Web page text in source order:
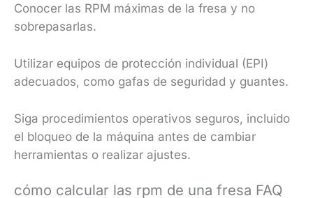
Conocer las RPM máximas de la fresa y no
sobrepasarlas.
Utilizar equipos de protección individual (EPI)
adecuados, como gafas de seguridad y guantes.
Siga procedimientos operativos seguros, incluido
el bloqueo de la máquina antes de cambiar
herramientas o realizar ajustes.
cómo calcular las rpm de una fresa FAQ